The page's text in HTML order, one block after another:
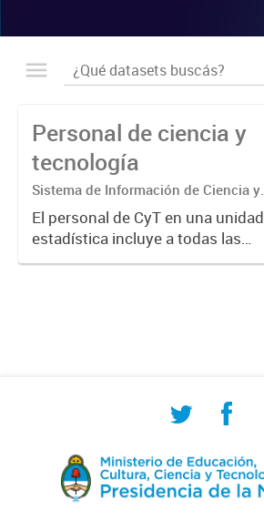
Personal de ciencia y
tecnología
Sistema de Información de Ciencia y
Tecnología Argentino (SICYTAR)
El personal de CyT en una unidad
estadística incluye a todas las
personas involucradas